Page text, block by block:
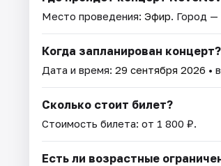
Место проведения: Эфир. Город
Когда запланирован концерт?
Дата и время: 29 сентября 2026 •
Сколько стоит билет?
Стоимость билета: от 1 800 ₽.
Есть ли возрастные